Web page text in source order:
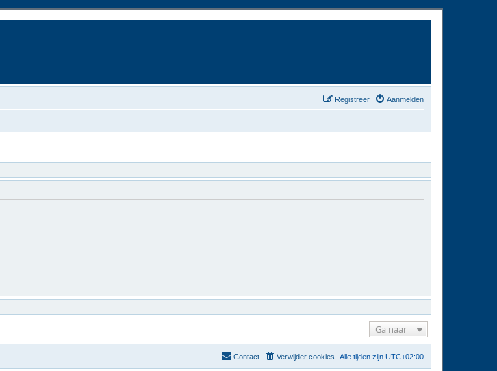
Aanmelden
Registreer
Ga naar
Alle tijden zijn UTC+02:00
Verwijder cookies
Contact